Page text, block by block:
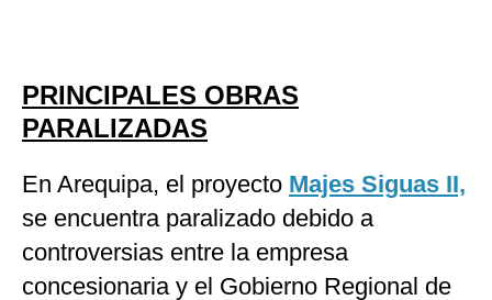
PRINCIPALES OBRAS
PARALIZADAS
En Arequipa, el proyecto Majes Siguas II,
se encuentra paralizado debido a
controversias entre la empresa
concesionaria y el Gobierno Regional de